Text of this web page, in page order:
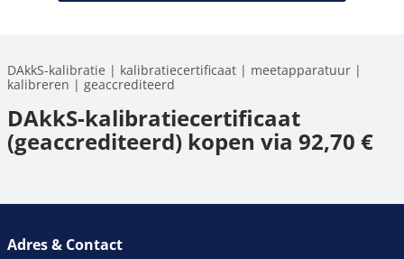
DAkkS-kalibratie | kalibratiecertificaat | meetapparatuur |
kalibreren | geaccrediteerd
DAkkS-kalibratiecertificaat
(geaccrediteerd) kopen via 92,70 €
Adres & Contact